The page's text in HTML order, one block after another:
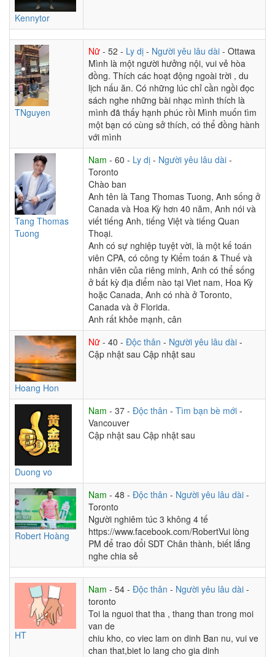
Kennytor
TNguyen
Nữ - 52 - Ly dị - Người yêu lâu dài - Ottawa
Mình là một người hưởng nội, vui vẻ hòa
đồng. Thích các hoạt động ngoài trời , du
lịch nấu ăn. Có những lúc chỉ cần ngồi đọc
sách nghe những bài nhạc mình thích là
mình đã thấy hạnh phúc rồi Mình muốn tìm
một bạn có cùng sở thích, có thể đồng hành
với mình
Tang Thomas
Tuong
Nam - 60 - Ly dị - Người yêu lâu dài -
Toronto
Chào ban
Anh tên là Tang Thomas Tuong, Anh sống ở
Canada và Hoa Kỳ hơn 40 năm, Anh nói và
viết tiếng Anh, tiếng Việt và tiếng Quan
Thoại.
Anh có sự nghiệp tuyệt vời, là một kế toán
viên CPA, có công ty Kiểm toán & Thuế và
nhân viên của riêng minh, Anh có thể sống
ở bất kỳ địa điểm nào tại Viet nam, Hoa Kỳ
hoặc Canada, Anh có nhà ở Toronto,
Canada và ở Florida.
Anh rất khỏe mạnh, cân
Hoang Hon
Nữ - 40 - Độc thân - Người yêu lâu dài -
Cập nhật sau Cập nhật sau
Duong vo
Nam - 37 - Độc thân - Tìm bạn bè mới -
Vancouver
Cập nhật sau Cập nhật sau
Robert Hoàng
Nam - 48 - Độc thân - Người yêu lâu dài -
Toronto
Người nghiêm túc 3 không 4 tế
https://www.facebook.com/RobertVui lòng
PM để trao đổi SDT Chân thành, biết lắng
nghe chia sẻ
HT
Nam - 54 - Độc thân - Người yêu lâu dài -
toronto
Toi la nguoi that tha , thang than trong moi
van de
chiu kho, co viec lam on dinh Ban nu, vui ve
chan that,biet lo lang cho gia dinh